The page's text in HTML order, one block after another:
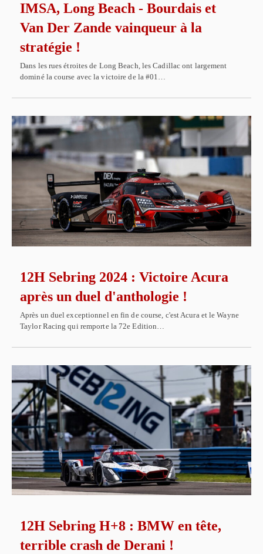
IMSA, Long Beach - Bourdais et
Van Der Zande vainqueur à la
stratégie !
Dans les rues étroites de Long Beach, les Cadillac ont largement
dominé la course avec la victoire de la #01…
12H Sebring 2024 : Victoire Acura
après un duel d'anthologie !
Après un duel exceptionnel en fin de course, c'est Acura et le Wayne
Taylor Racing qui remporte la 72e Edition…
12H Sebring H+8 : BMW en tête,
terrible crash de Derani !